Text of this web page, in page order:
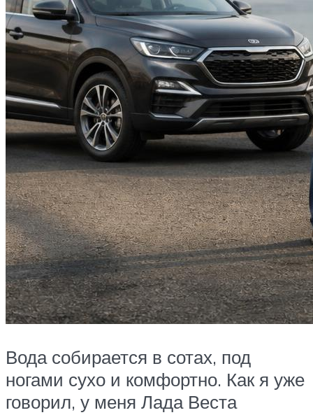
Вода собирается в сотах, под
ногами сухо и комфортно. Как я уже
говорил, у меня Лада Веста